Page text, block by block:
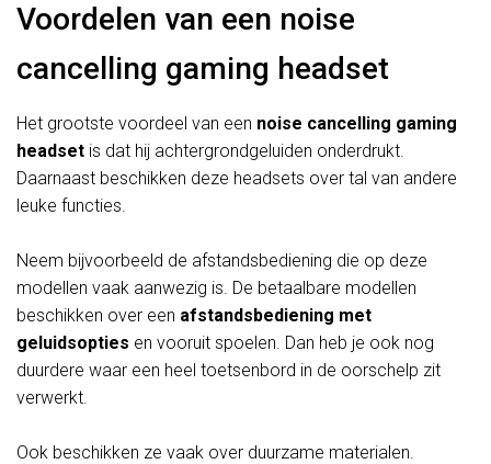
Voordelen van een noise
cancelling gaming headset
Het grootste voordeel van een noise cancelling gaming
headset is dat hij achtergrondgeluiden onderdrukt.
Daarnaast beschikken deze headsets over tal van andere
leuke functies.
Neem bijvoorbeeld de afstandsbediening die op deze
modellen vaak aanwezig is. De betaalbare modellen
beschikken over een afstandsbediening met
geluidsopties en vooruit spoelen. Dan heb je ook nog
duurdere waar een heel toetsenbord in de oorschelp zit
verwerkt.
Ook beschikken ze vaak over duurzame materialen.